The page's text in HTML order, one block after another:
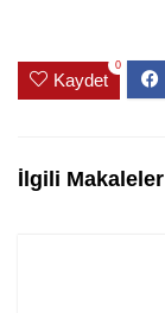
Kaydet
0
İlgili Makaleler